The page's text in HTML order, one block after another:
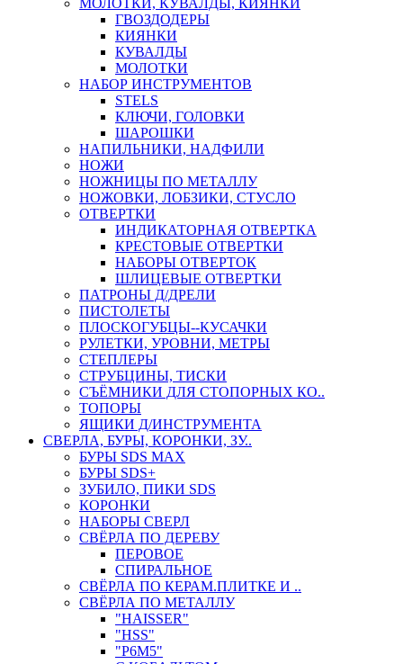
МОЛОТКИ, КУВАЛДЫ, КИЯНКИ
ГВОЗДОДЕРЫ
КИЯНКИ
КУВАЛДЫ
МОЛОТКИ
НАБОР ИНСТРУМЕНТОВ
STELS
КЛЮЧИ, ГОЛОВКИ
ШАРОШКИ
НАПИЛЬНИКИ, НАДФИЛИ
НОЖИ
НОЖНИЦЫ ПО МЕТАЛЛУ
НОЖОВКИ, ЛОБЗИКИ, СТУСЛО
ОТВЕРТКИ
ИНДИКАТОРНАЯ ОТВЕРТКА
КРЕСТОВЫЕ ОТВЕРТКИ
НАБОРЫ ОТВЕРТОК
ШЛИЦЕВЫЕ ОТВЕРТКИ
ПАТРОНЫ Д/ДРЕЛИ
ПИСТОЛЕТЫ
ПЛОСКОГУБЦЫ--КУСАЧКИ
РУЛЕТКИ, УРОВНИ, МЕТРЫ
СТЕПЛЕРЫ
СТРУБЦИНЫ, ТИСКИ
СЪЁМНИКИ ДЛЯ СТОПОРНЫХ КО..
ТОПОРЫ
ЯЩИКИ Д/ИНСТРУМЕНТА
СВЕРЛА, БУРЫ, КОРОНКИ, ЗУ..
БУРЫ SDS MAX
БУРЫ SDS+
ЗУБИЛО, ПИКИ SDS
КОРОНКИ
НАБОРЫ СВЕРЛ
СВЁРЛА ПО ДЕРЕВУ
ПЕРОВОЕ
СПИРАЛЬНОЕ
СВЁРЛА ПО КЕРАМ.ПЛИТКЕ И ..
СВЁРЛА ПО МЕТАЛЛУ
"HAISSER"
"HSS"
"Р6М5"